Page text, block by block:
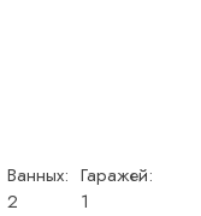
Ванных:
2
Гаражей:
1